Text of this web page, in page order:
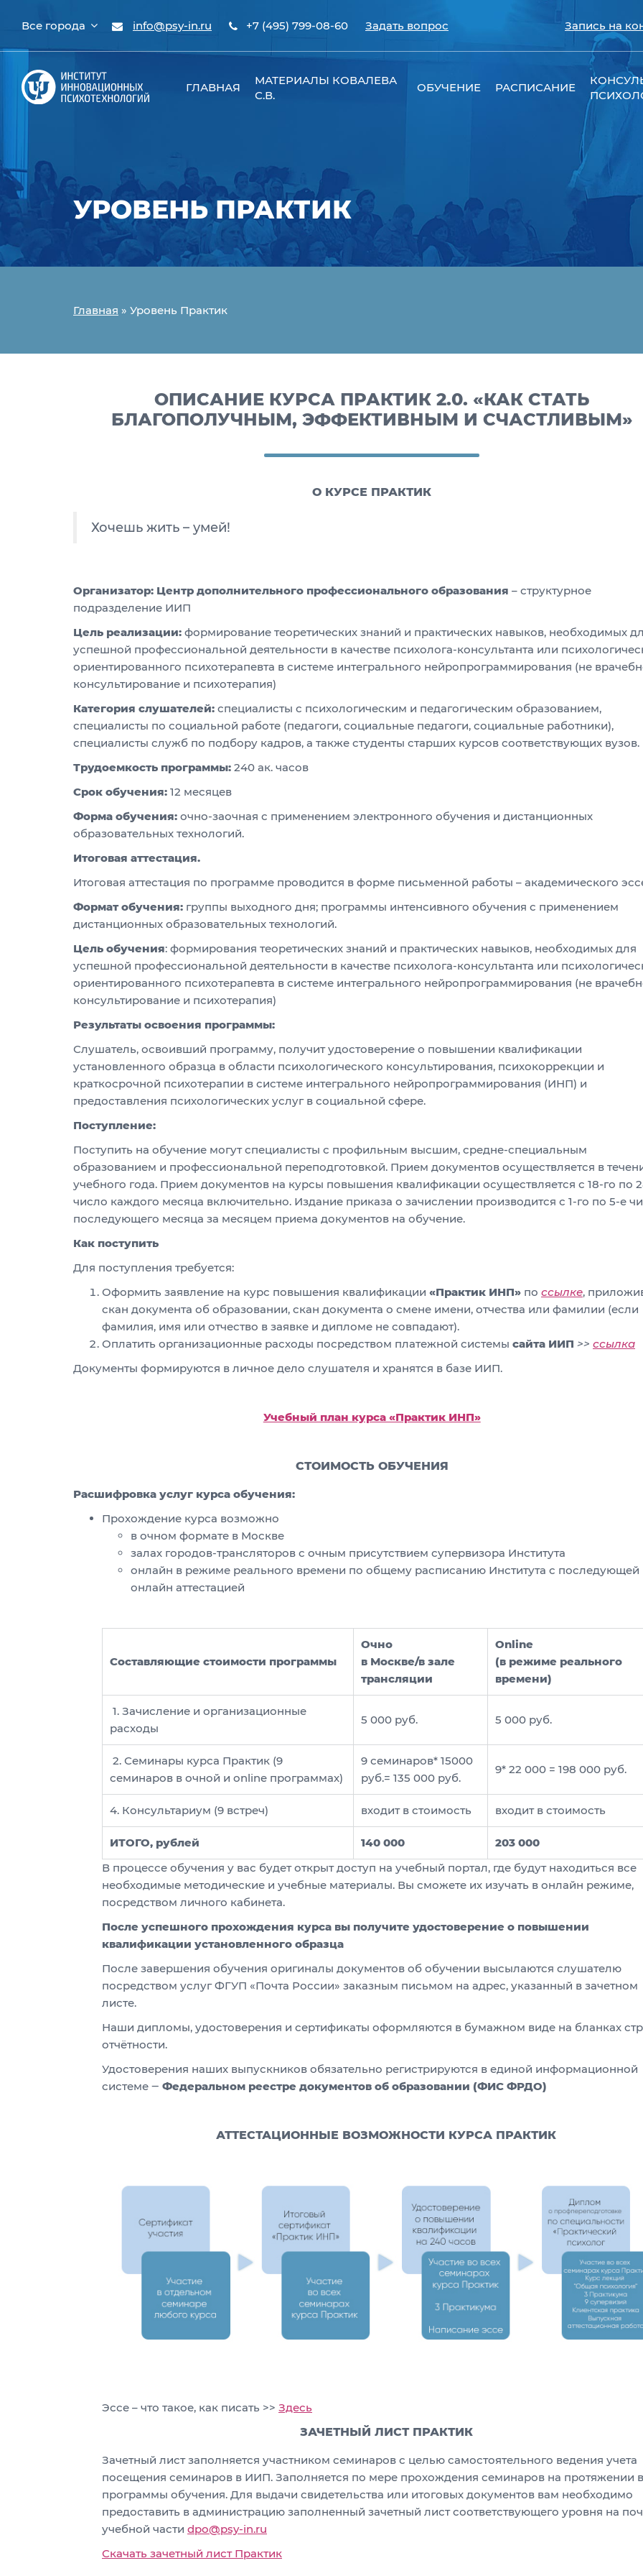
Все города info@psy-in.ru +7 (495) 799-08-60 Задать вопрос Запись на
ГЛАВНАЯ
МАТЕРИАЛЫ КОВАЛЕВА
С.В.
ОБУЧЕНИЕ РАСПИСАНИЕ
УРОВЕНЬ ПРАКТИК
Главная » Уровень Практик
ОПИСАНИЕ КУРСА ПРАКТИК 2.0. «КАК СТАТЬ
БЛАГОПОЛУЧНЫМ, ЭФФЕКТИВНЫМ И СЧАСТЛИВЫМ»
О КУРСЕ ПРАКТИК
Хочешь жить – умей!
Организатор: Центр дополнительного профессионального образования – структурное
подразделение ИИП
Цель реализации: формирование теоретических знаний и практических навыков, необходимых
успешной профессиональной деятельности в качестве психолога-консультанта или
ориентированного психотерапевта в системе интегрального нейропрограммирования (не
консультирование и психотерапия)
Категория слушателей: специалисты с психологическим и педагогическим образованием,
специалисты по социальной работе (педагоги, социальные педагоги, социальные работники),
специалисты служб по подбору кадров, а также студенты старших курсов соответствующих вузов.
Трудоемкость программы: 240 ак. часов
Срок обучения: 12 месяцев
Форма обучения: очно-заочная с применением электронного обучения и дистанционных
образовательных технологий.
Итоговая аттестация.
Итоговая аттестация по программе проводится в форме письменной работы – академического
Формат обучения: группы выходного дня; программы интенсивного обучения с применением
дистанционных образовательных технологий.
Цель обучения: формирования теоретических знаний и практических навыков, необходимых для
успешной профессиональной деятельности в качестве психолога-консультанта или
ориентированного психотерапевта в системе интегрального нейропрограммирования (не
консультирование и психотерапия)
Результаты освоения программы:
Слушатель, освоивший программу, получит удостоверение о повышении квалификации
установленного образца в области психологического консультирования, психокоррекции и
краткосрочной психотерапии в системе интегрального нейропрограммирования (ИНП) и
предоставления психологических услуг в социальной сфере.
Поступление:
Поступить на обучение могут специалисты с профильным высшим, средне-специальным
образованием и профессиональной переподготовкой. Прием документов осуществляется в
учебного года. Прием документов на курсы повышения квалификации осуществляется с 18-го по
число каждого месяца включительно. Издание приказа о зачислении производится с 1-го по 5-е
последующего месяца за месяцем приема документов на обучение.
Как поступить
Для поступления требуется:
Оформить заявление на курс повышения квалификации «Практик ИНП» по ссылке,
скан документа об образовании, скан документа о смене имени, отчества или фамилии (если
фамилия, имя или отчество в заявке и дипломе не совпадают).
Оплатить организационные расходы посредством платежной системы сайта ИИП >> ссылка
Документы формируются в личное дело слушателя и хранятся в базе ИИП.
Учебный план курса «Практик ИНП»
СТОИМОСТЬ ОБУЧЕНИЯ
Расшифровка услуг курса обучения:
Прохождение курса возможно
в очном формате в Москве
залах городов-трансляторов с очным присутствием супервизора Института
онлайн в режиме реального времени по общему расписанию Института с последующей
онлайн аттестацией
Составляющие стоимости программы
Очно
в Москве/в зале
трансляции
Оnline
(в режиме реального
времени)
1. Зачисление и организационные
расходы
5 000 руб. 5 000 руб.
2. Семинары курса Практик (9
семинаров в очной и online программах)
9 семинаров* 15000
руб.= 135 000 руб.
9* 22 000 = 198 000 руб.
4. Консультариум (9 встреч) входит в стоимость входит в стоимость
ИТОГО, рублей 140 000
203 000
В процессе обучения у вас будет открыт доступ на учебный портал, где будут находиться все
необходимые методические и учебные материалы. Вы сможете их изучать в онлайн режиме,
посредством личного кабинета.
После успешного прохождения курса вы получите удостоверение о повышении
квалификации установленного образца
После завершения обучения оригиналы документов об обучении высылаются слушателю
посредством услуг ФГУП «Почта России» заказным письмом на адрес, указанный в зачетном
листе.
Наши дипломы, удостоверения и сертификаты оформляются в бумажном виде на бланках
отчётности.
Удостоверения наших выпускников обязательно регистрируются в единой информационной
системе ‒ Федеральном реестре документов об образовании (ФИС ФРДО)
АТТЕСТАЦИОННЫЕ ВОЗМОЖНОСТИ КУРСА ПРАКТИК
Эссе – что такое, как писать >> Здесь
ЗАЧЕТНЫЙ ЛИСТ ПРАКТИК
Зачетный лист заполняется участником семинаров с целью самостоятельного ведения учета
посещения семинаров в ИИП. Заполняется по мере прохождения семинаров на протяжении
программы обучения. Для выдачи свидетельства или итоговых документов вам необходимо
предоставить в администрацию заполненный зачетный лист соответствующего уровня на
учебной части dpo@psy-in.ru
Скачать зачетный лист Практик